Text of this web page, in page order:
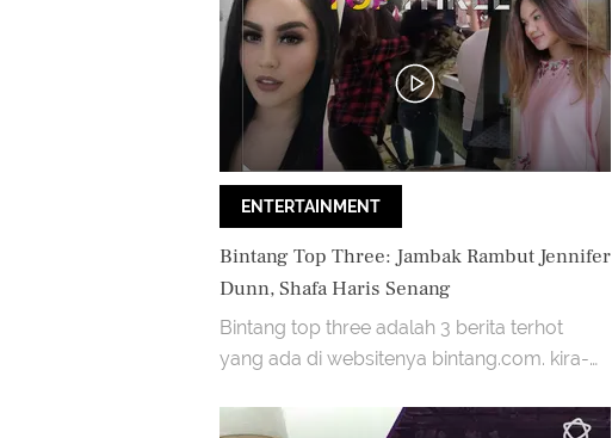
ENTERTAINMENT
Bintang Top Three: Jambak Rambut Jennifer
Dunn, Shafa Haris Senang
Bintang top three adalah 3 berita terhot
yang ada di websitenya bintang.com. kira-